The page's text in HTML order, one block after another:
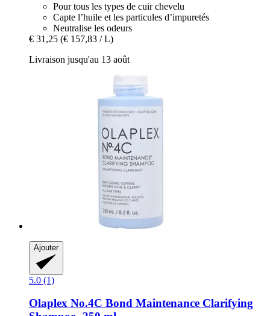
Pour tous les types de cuir chevelu
Capte l’huile et les particules d’impuretés
Neutralise les odeurs
€ 31,25 (€ 157,83 / L)
Livraison jusqu'au 13 août
Ajouter
5.0 (1)
Olaplex No.4C Bond Maintenance Clarifying